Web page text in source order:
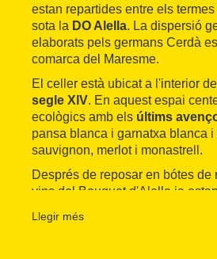
estan repartides entre els
sota la DO Alella. La dispersió
elaborats pels germans Cerdà
comarca del Maresme.
El celler està ubicat a l'interior
segle XIV. En aquest espai
ecològics amb els últims
pansa blanca i garnatxa blanca
sauvignon, merlot i monastrell.
Després de reposar en bótes
vins del Bouquet d'Alella ja
Bouquet d'A Pur Dolç, estrenat a
Llegir més